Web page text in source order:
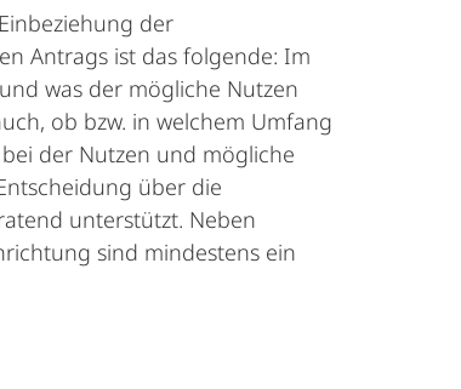
der
Antrags ist das folgende: Im
was der mögliche Nutzen
ob bzw. in welchem Umfang
der Nutzen und mögliche
über die
unterstützt. Neben
sind mindestens ein